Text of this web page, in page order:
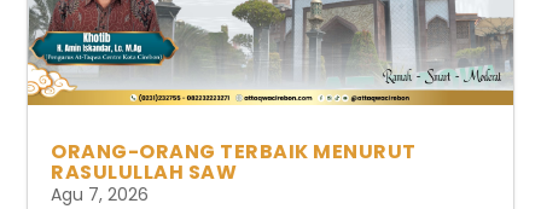
ORANG-ORANG TERBAIK MENURUT
RASULULLAH SAW
Agu 7, 2026